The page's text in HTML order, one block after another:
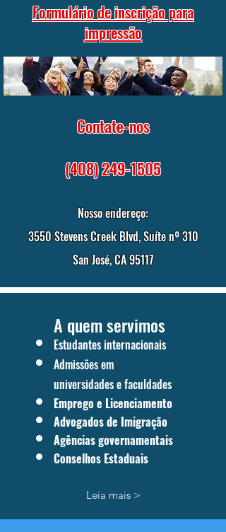
Formulário de inscrição para
impressão
Contate-nos
(408) 249-1505
Nosso endereço:
3550 Stevens Creek Blvd, Suíte nº 310
San José, CA 95117
A quem servimos
Estudantes internacionais
Admissões em
universidades e faculdades
Emprego e Licenciamento
Advogados de Imigração
Agências governamentais
Conselhos Estaduais
Leia mais >